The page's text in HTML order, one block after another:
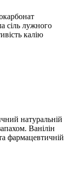
сіль лужного
калію
натуральній
Ванілін
фармацевтичній